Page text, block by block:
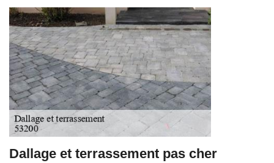
Dallage et terrassement pas cher